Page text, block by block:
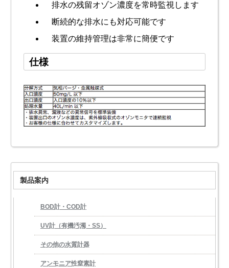
排水の残留オゾン濃度を常時監視します
断続的な排水にも対応可能です
装置の維持管理は非常に簡便です
仕様
製品案内
BOD計・COD計
UV計（有機汚濁・SS）
その他の水質計器
アンモニア性窒素計